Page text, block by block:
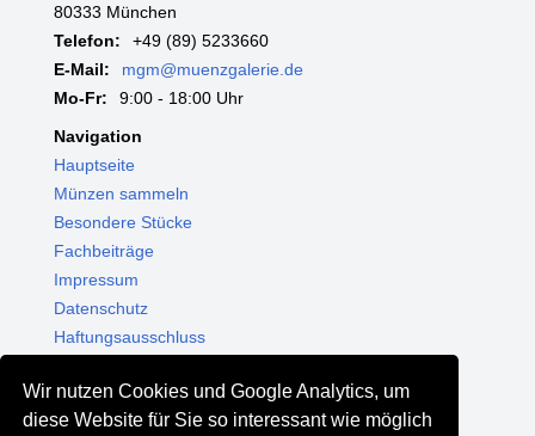
Wir nutzen Cookies und Google Analytics, um
diese Website für Sie so interessant wie möglich
80333 München
Telefon:
+49 (89) 5233660
E-Mail:
mgm@muenzgalerie.de
Mo-Fr:
9:00 - 18:00 Uhr
Navigation
Hauptseite
Münzen sammeln
Besondere Stücke
Fachbeiträge
Impressum
Datenschutz
Haftungsausschluss
Shop - Online kaufen
Münzgalerie München